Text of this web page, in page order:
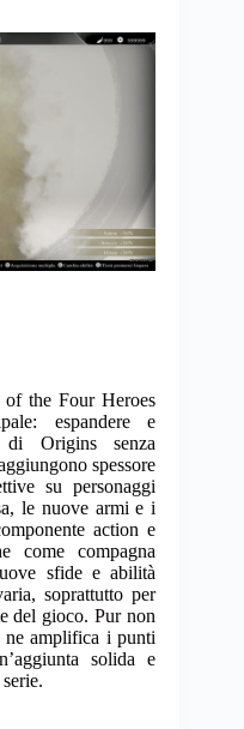
the Four Heroes
espandere e
Origins senza
spessore
su personaggi
le nuove armi e i
action e
come compagna
sfide e abilità
soprattutto per
del gioco. Pur non
amplifica i punti
solida e